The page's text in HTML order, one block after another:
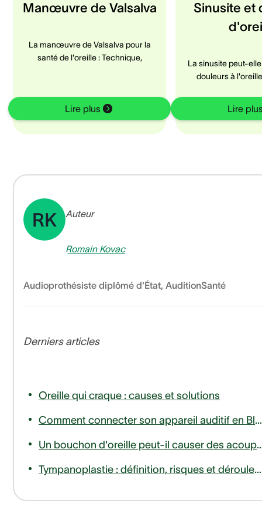
Manœuvre de Valsalva
La manœuvre de Valsalva pour la
santé de l'oreille : Technique,
Lire plus
Sinusite et
La sinusite peut-
douleurs à
Lire
RK Auteur
Romain Kovac
Audioprothésiste diplômé d'État AuditionSanté
Derniers articles
Oreille qui craque : causes et solutions
Comment connecter son appareil auditif en Bluetooth à son téléphone ou télévision ?
Un bouchon d'oreille
Tympanoplastie : définition, risques et déroulement